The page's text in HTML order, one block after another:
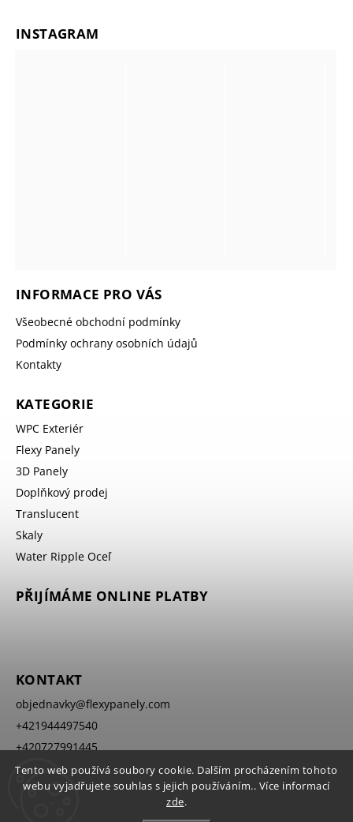
Tento web používá soubory cookie. Dalším procházením tohoto
webu vyjadřujete souhlas s jejich používáním.. Více informací
zde.
INFORMACE PRO VÁS
Všeobecné obchodní podmínky
Podmínky ochrany osobních údajů
Kontakty
KATEGORIE
WPC Exteriér
Flexy Panely
3D Panely
Doplňkový prodej
Translucent
Skaly
Water Ripple Oceľ
INSTAGRAM
PŘIJÍMÁME ONLINE PLATBY
KONTAKT
objednavky@flexypanely.com
+421944497540
+420727991445